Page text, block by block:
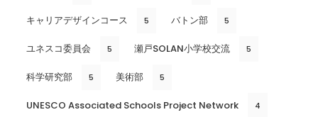
キャリアデザインコース 5 バトン部 5
ユネスコ委員会 5 瀬戸SOLAN小学校交流 5
科学研究部 5 美術部 5
UNESCO Associated Schools Project Network 4